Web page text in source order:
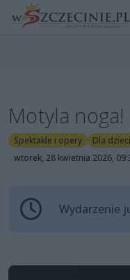
Motyla noga!
Spektakle i opery Dla dzieci
wtorek, 28 kwietnia 2026,
Wydarzenie